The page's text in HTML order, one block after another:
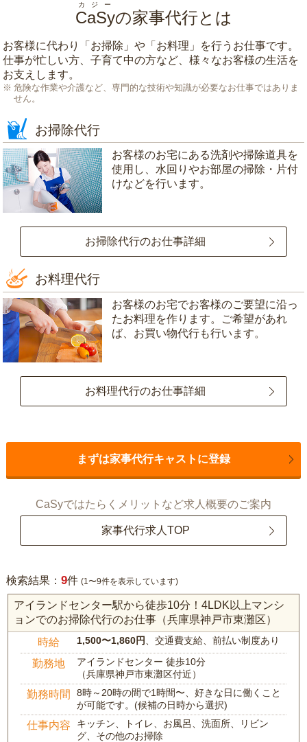
CaSy
カジー
の家事代行とは
お客様に代わり「 お掃除 」や「 お料理 」を行うお仕事です。
仕事が忙しい方、子育て中の方など、様々なお客様の生活を
お支えします。
危険な作業や介護など、専門的な技術や知識が必要なお仕事ではありま
せん。
お掃除代行
お客様のお宅にある洗剤や掃除道具を
使用し、水回りやお部屋の掃除・片付
けなどを行います。
お掃除代行のお仕事詳細
お料理代行
お客様のお宅でお客様のご要望に沿っ
たお料理を作ります。ご希望があれ
ば、お買い物代行も行います。
お料理代行のお仕事詳細
まずは家事代行キャストに登録
CaSyではたらくメリットなど求人概要のご案内
家事代行求人TOP
検索結果： 9件 (1〜9件を表示しています)
アイランドセンター駅から徒歩10分！4LDK以上マンシ
ョンでのお掃除代行のお仕事（兵庫県神戸市東灘区）
時給 1,500〜1,860円 、交通費支給、前払い制度あり
勤務地
アイランドセンター 徒歩10分
（兵庫県神戸市東灘区付近）
勤務時間
8時～20時の間で1時間〜、好きな日に働くこと
が可能です。(候補の日時から選択)
仕事内容
キッチン、トイレ、お風呂、洗面所、リビン
グ、その他のお掃除